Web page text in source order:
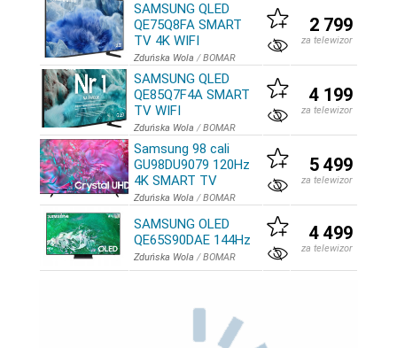
SAMSUNG QLED
QE75Q8FA SMART
TV 4K WIFI
Zduńska Wola /BOMAR
2 799
za telewizor
SAMSUNG QLED
QE85Q7F4A SMART
TV WIFI
Zduńska Wola /BOMAR
4 199
za telewizor
Samsung 98 cali
GU98DU9079 120Hz
4K SMART TV
Zduńska Wola /BOMAR
5 499
za telewizor
SAMSUNG OLED
QE65S90DAE 144Hz
Zduńska Wola /BOMAR
4 499
za telewizor